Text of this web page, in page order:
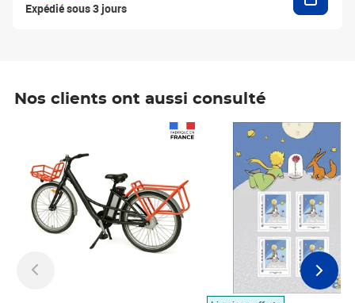
Expédié sous 3 jours
Nos clients ont aussi consulté
Prix 7,50€